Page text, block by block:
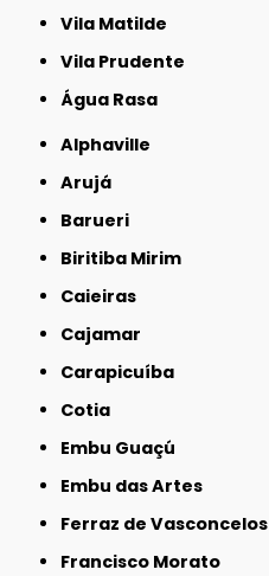
Vila Matilde
Vila Prudente
Água Rasa
Alphaville
Arujá
Barueri
Biritiba Mirim
Caieiras
Cajamar
Carapicuíba
Cotia
Embu Guaçú
Embu das Artes
Ferraz de Vasconcelos
Francisco Morato